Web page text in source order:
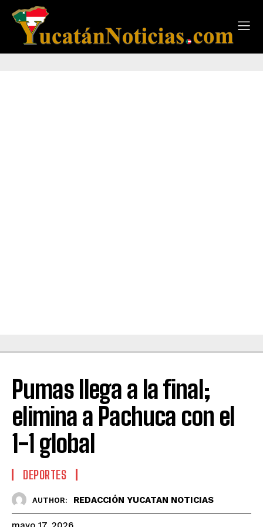
Pumas llega a la final;
elimina a Pachuca con el
1-1 global
DEPORTES
AUTHOR: REDACCIÓN YUCATAN NOTICIAS